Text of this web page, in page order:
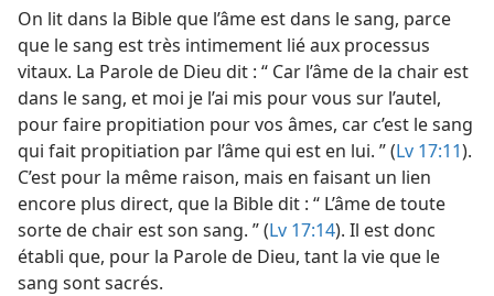
La Tour de Garde annonce le Royaume de Jéhovah 1960
La Tour de Garde annonce le Royaume de Jéhovah 1962
On lit dans la Bible que l’âme est dans le sang, parce
que le sang est très intimement lié aux processus
vitaux. La Parole de Dieu dit : “ Car l’âme de la chair est
dans le sang, et moi je l’ai mis pour vous sur l’autel,
pour faire propitiation pour vos âmes, car c’est le sang
qui fait propitiation par l’âme qui est en lui. ” (Lv 17:11).
C’est pour la même raison, mais en faisant un lien
encore plus direct, que la Bible dit : “ L’âme de toute
sorte de chair est son sang. ” (Lv 17:14). Il est donc
établi que, pour la Parole de Dieu, tant la vie que le
sang sont sacrés.